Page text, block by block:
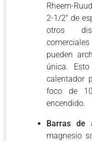
Rheem-
2-1/2″ de
otros
pueden
única.
calentador
foco de
encendido.
Barras de
magnesio